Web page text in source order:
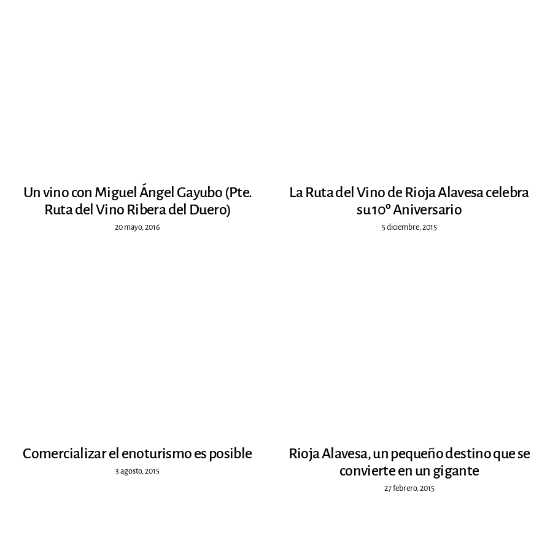
Un vino con Miguel Ángel Gayubo (Pte.
Ruta del Vino Ribera del Duero)
20 mayo, 2016
La Ruta del Vino de Rioja Alavesa celebra
su 10º Aniversario
5 diciembre, 2015
Comercializar el enoturismo es posible
3 agosto, 2015
Rioja Alavesa, un pequeño destino que se
convierte en un gigante
27 febrero, 2015